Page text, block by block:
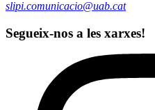
slipi.comunicacio@uab.cat
Segueix-nos a les xarxes!